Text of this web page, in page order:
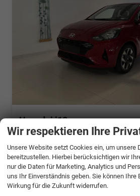
Hyundai i10
unverbindliche Lieferzeit: Neuwagen
Fahrzeugnr. 698528 Getriebe
Kraftstoff
Benzin Außenfarbe
58 kW (79 PS)
Wir respektieren Ihre
Unsere Website setzt Cookies ein, um unsere
bereitzustellen. Hierbei berücksichtigen wir
nur die Daten für Marketing, Analytics und
uns Ihr Einverständnis geben. Sie können Ihre
Wirkung für die Zukunft widerrufen.